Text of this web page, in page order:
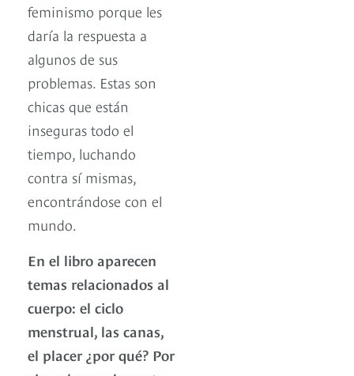
feminismo porque les
daría la respuesta a
algunos de sus
problemas. Estas son
chicas que están
inseguras todo el
tiempo, luchando
contra sí mismas,
encontrándose con el
mundo.
En el libro aparecen
temas relacionados al
cuerpo: el ciclo
menstrual, las canas,
el placer ¿por qué? Por